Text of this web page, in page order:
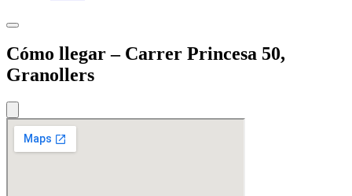
Cómo llegar – Carrer Princesa 50,
Granollers